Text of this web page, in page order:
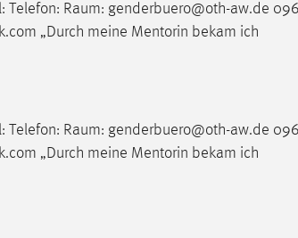
Telefon: Raum: genderbuero@oth-aw.de
„Durch meine Mentorin bekam ich
Telefon: Raum: genderbuero@oth-aw.de
„Durch meine Mentorin bekam ich